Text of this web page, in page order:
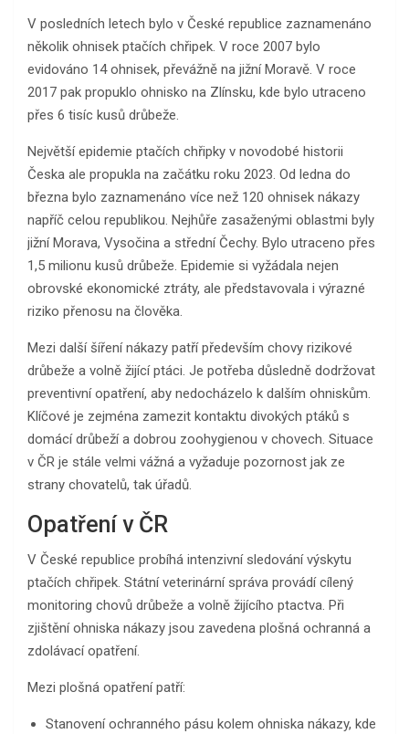
V posledních letech bylo v České republice zaznamenáno
několik ohnisek ptačích chřipek. V roce 2007 bylo
evidováno 14 ohnisek, převážně na jižní Moravě. V roce
2017 pak propuklo ohnisko na Zlínsku, kde bylo utraceno
přes 6 tisíc kusů drůbeže.
Největší epidemie ptačích chřipky v novodobé historii
Česka ale propukla na začátku roku 2023. Od ledna do
března bylo zaznamenáno více než 120 ohnisek nákazy
napříč celou republikou. Nejhůře zasaženými oblastmi byly
jižní Morava, Vysočina a střední Čechy. Bylo utraceno přes
1,5 milionu kusů drůbeže. Epidemie si vyžádala nejen
obrovské ekonomické ztráty, ale představovala i výrazné
riziko přenosu na člověka.
Mezi další šíření nákazy patří především chovy rizikové
drůbeže a volně žijící ptáci. Je potřeba důsledně dodržovat
preventivní opatření, aby nedocházelo k dalším ohniskům.
Klíčové je zejména zamezit kontaktu divokých ptáků s
domácí drůbeží a dobrou zoohygienou v chovech. Situace
v ČR je stále velmi vážná a vyžaduje pozornost jak ze
strany chovatelů, tak úřadů.
Opatření v ČR
V České republice probíhá intenzivní sledování výskytu
ptačích chřipek. Státní veterinární správa provádí cílený
monitoring chovů drůbeže a volně žijícího ptactva. Při
zjištění ohniska nákazy jsou zavedena plošná ochranná a
zdolávací opatření.
Mezi plošná opatření patří:
Stanovení ochranného pásu kolem ohniska nákazy, kde